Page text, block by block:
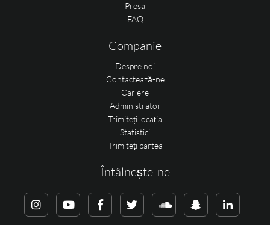
Presa
FAQ
Companie
Despre noi
Contactează-ne
Cariere
Administrator
Trimiteți locația
Statistici
Trimiteți partea
Întâlnește-ne